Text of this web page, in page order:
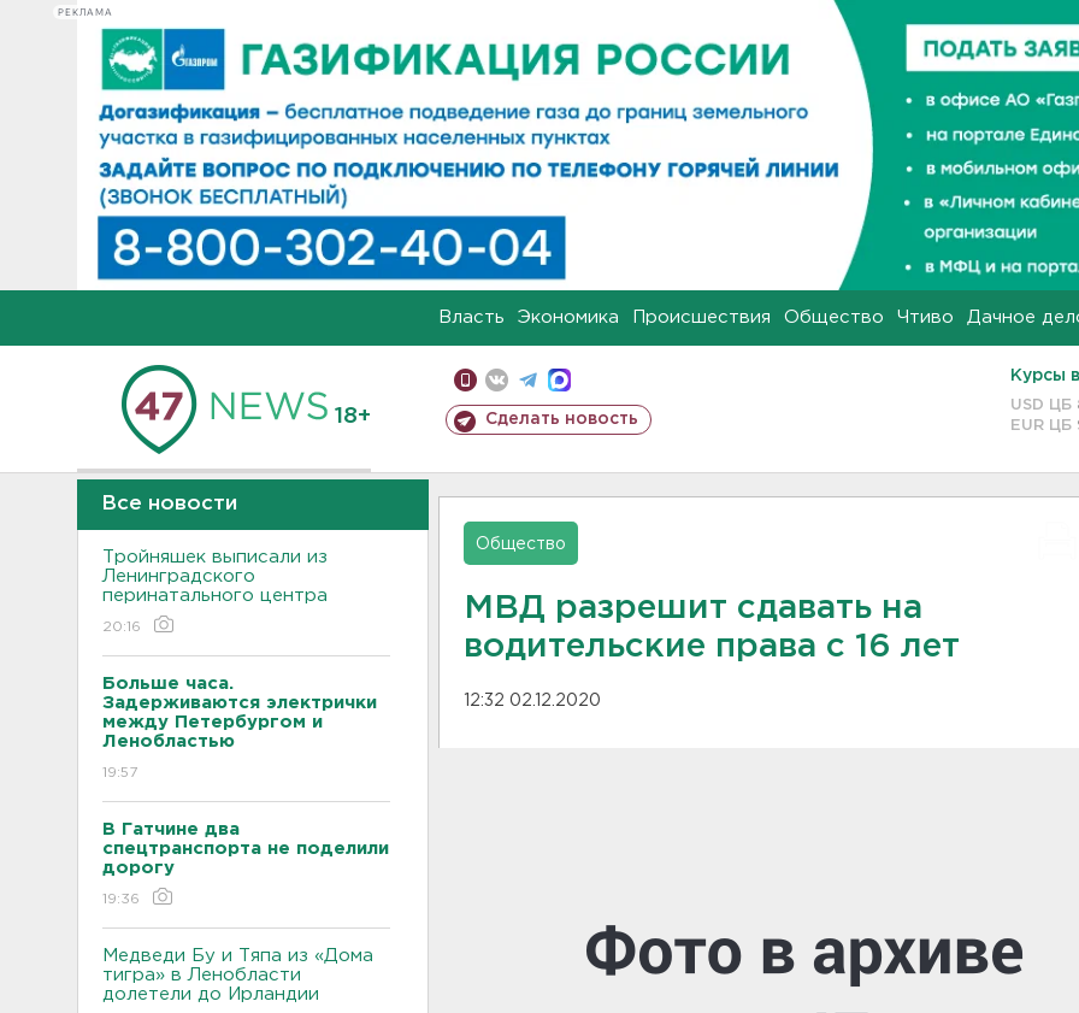
РЕКЛАМА
Власть Экономика Происшествия Общество Чтиво Дачное
18+ Сделать новость
Курсы
USD ЦБ
EUR ЦБ
Все новости
Тройняшек выписали из
Ленинградского
перинатального центра
20:16
Больше часа.
Задерживаются электрички
между Петербургом и
Ленобластью
19:57
В Гатчине два
спецтранспорта не поделили
дорогу
19:36
Медведи Бу и Тяпа из «Дома
тигра» в Ленобласти
долетели до Ирландии
Общество
МВД разрешит сдавать на
водительские права с 16 лет
12:32 02.12.2020